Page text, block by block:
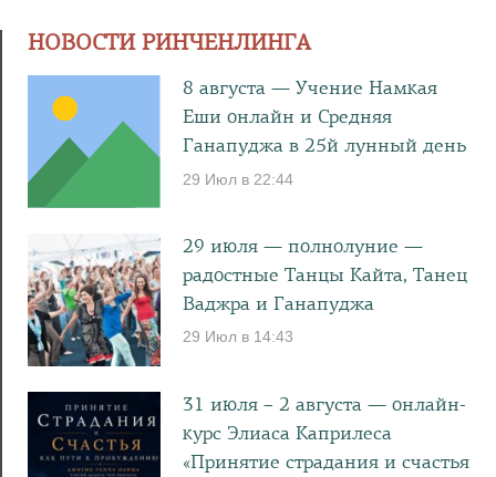
НОВОСТИ РИНЧЕНЛИНГА
8 августа — Учение Намкая
Еши онлайн и Средняя
Ганапуджа в 25й лунный день
29 Июл в 22:44
29 июля — полнолуние —
радостные Танцы Кайта, Танец
Ваджра и Ганапуджа
29 Июл в 14:43
31 июля – 2 августа — онлайн-
курс Элиаса Каприлеса
«Принятие страдания и счастья